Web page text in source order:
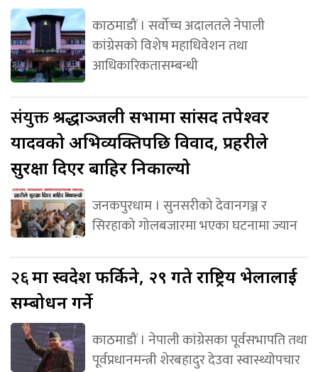
काठमाडौं । सर्वोच्च अदालतले नेपाली
कांग्रेसको विशेष महाधिवेशन तथा
आधिकारिकतासम्बन्धी
संयुक्तश्रद्धाञ्जली सभामा सांसद तपेश्वर
यादवको अभिव्यक्तिपछि विवाद, प्रहरीले
सुरक्षा दिएर बाहिर निकाल्यो
जनकपुरधाम । सुनसरीको देवानगञ्ज र
सिरहाको गोलबजारमा भएका घटनामा ज्यान
२६मा स्वदेश फर्किने, २९ गते राष्ट्रिय भेलालाई
सम्बोधन गर्ने
काठमाडौं । नेपाली कांग्रेसका पूर्वसभापति तथा
पूर्वप्रधानमन्त्री शेरबहादुर देउवा स्वास्थ्योपचार